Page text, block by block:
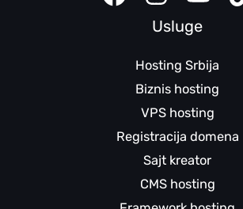
Usluge
Hosting Srbija
Biznis hosting
VPS hosting
Registracija domena
Sajt kreator
CMS hosting